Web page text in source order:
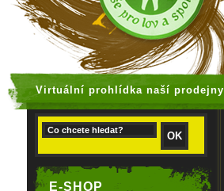
Virtuální prohlídka naší prodejny
E-SHOP